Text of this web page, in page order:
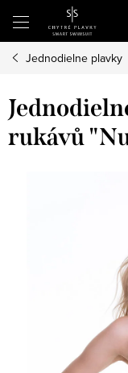
obsah
Jednodielne plavky
rukávů